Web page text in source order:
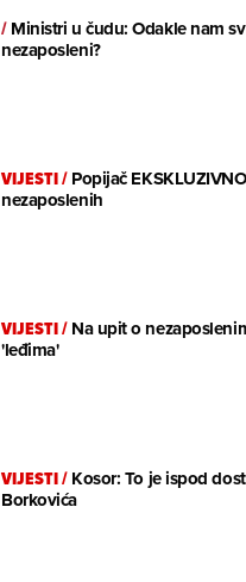
/Ministri u čudu: Odakle nam
nezaposleni?
VIJESTI/Popijač
nezaposlenih
VIJESTI/Na upit o
'leđima'
VIJESTI/Kosor: To je ispod
Borkovića